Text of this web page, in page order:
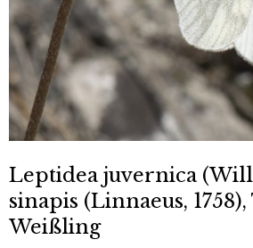
Leptidea juvernica
sinapis (Linnaeus,
Weißling